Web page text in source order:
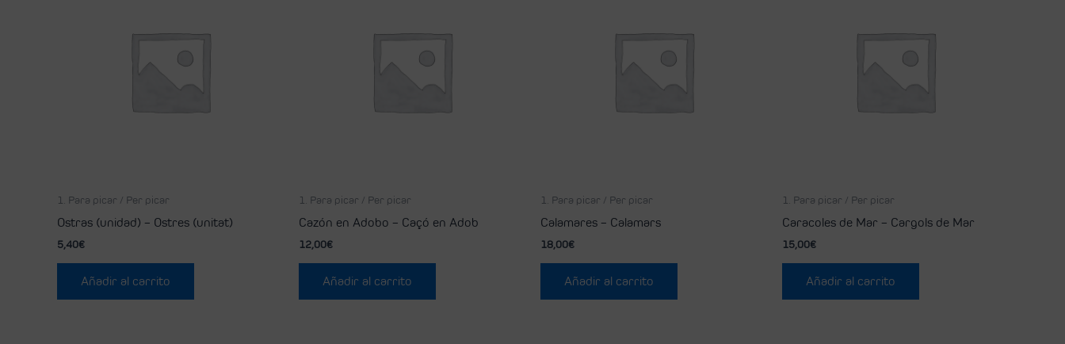
1. Para picar / Per picar
Ostras (unidad) – Ostres (unitat)
5,40€
Añadir al carrito
1. Para picar / Per picar
Cazón en Adobo – Caçó en Adob
12,00€
Añadir al carrito
1. Para picar / Per picar
Calamares – Calamars
18,00€
Añadir al carrito
1. Para picar / Per picar
Caracoles de Mar – Cargols de Mar
15,00€
Añadir al carrito